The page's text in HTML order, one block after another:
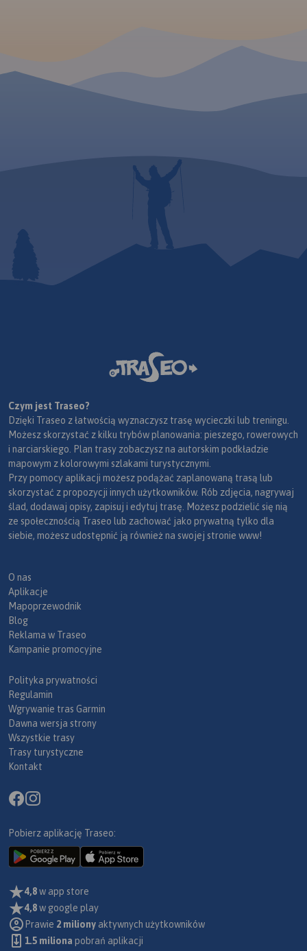
Czym jest Traseo?
Dzięki Traseo z łatwością wyznaczysz trasę wycieczki lub treningu.
Możesz skorzystać z kilku trybów planowania: pieszego, rowerowych
i narciarskiego. Plan trasy zobaczysz na autorskim podkładzie
mapowym z kolorowymi szlakami turystycznymi.
Przy pomocy aplikacji możesz podążać zaplanowaną trasą lub
skorzystać z propozycji innych użytkowników. Rób zdjęcia, nagrywaj
ślad, dodawaj opisy, zapisuj i edytuj trasę. Możesz podzielić się nią
ze społecznością Traseo lub zachować jako prywatną tylko dla
siebie, możesz udostępnić ją również na swojej stronie www!
O nas
Aplikacje
Mapoprzewodnik
Blog
Reklama w Traseo
Kampanie promocyjne
Polityka prywatności
Regulamin
Wgrywanie tras Garmin
Dawna wersja strony
Wszystkie trasy
Trasy turystyczne
Kontakt
Pobierz aplikację Traseo:
4,8w app store
4,8w google play
Prawie 2 miliony aktywnych użytkowników
1.5 miliona pobrań aplikacji